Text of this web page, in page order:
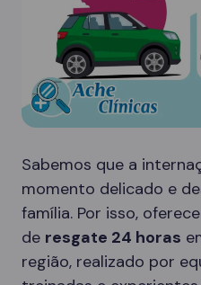
Sabemos que a
momento delicado e
família. Por isso,
de resgate 24 horas
região, realizado por